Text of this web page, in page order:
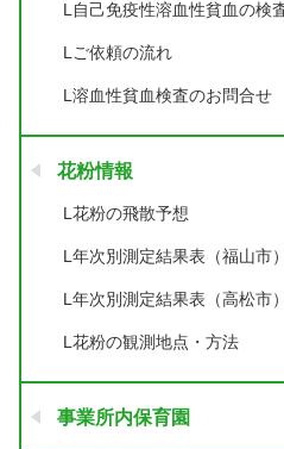
L自己免疫性溶血性貧血の検
Lご依頼の流れ
L溶血性貧血検査のお問合せ
花粉情報
L花粉の飛散予想
L年次別測定結果表（福山市）
L年次別測定結果表（高松市）
L花粉の観測地点・方法
事業所内保育園